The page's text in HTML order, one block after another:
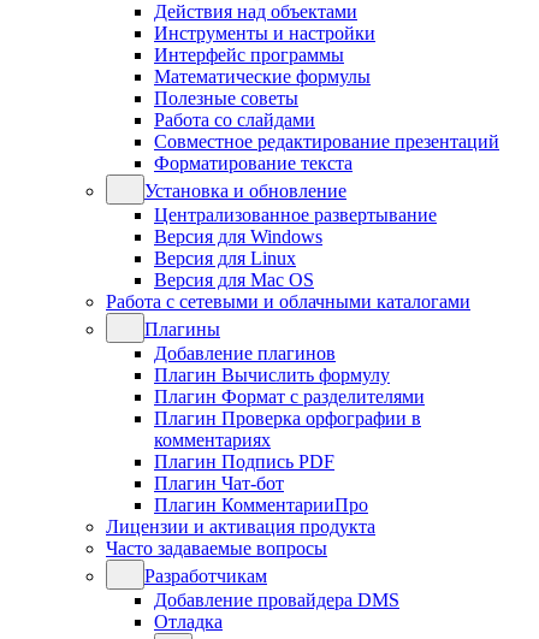
Действия над объектами
Инструменты и настройки
Интерфейс программы
Математические формулы
Полезные советы
Работа со слайдами
Совместное редактирование презентаций
Форматирование текста
Установка и обновление
Централизованное развертывание
Версия для Windows
Версия для Linux
Версия для Mac OS
Работа с сетевыми и облачными каталогами
Плагины
Добавление плагинов
Плагин Вычислить формулу
Плагин Формат с разделителями
Плагин Проверка орфографии в
комментариях
Плагин Подпись PDF
Плагин Чат-бот
Плагин КомментарииПро
Лицензии и активация продукта
Часто задаваемые вопросы
Разработчикам
Добавление провайдера DMS
Отладка